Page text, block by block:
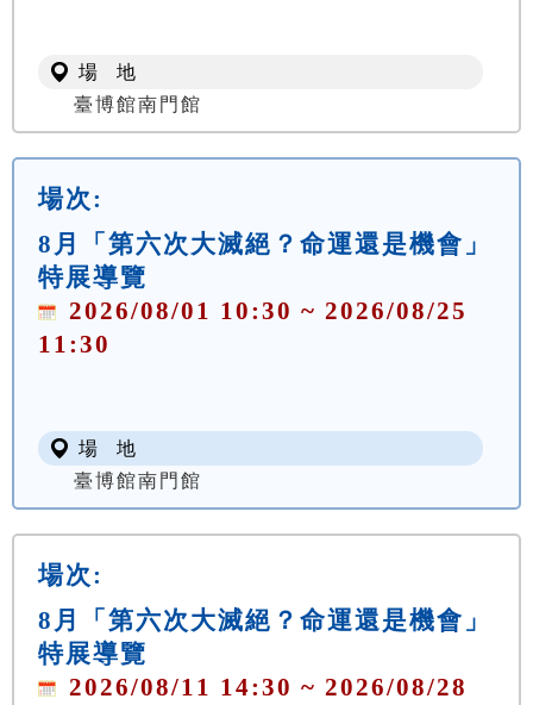
場 地
臺博館南門館
場次:
8月「第六次大滅絕？命運還是機會」
特展導覽
2026/08/01 10:30 ~ 2026/08/25
11:30
場 地
臺博館南門館
場次:
8月「第六次大滅絕？命運還是機會」
特展導覽
2026/08/11 14:30 ~ 2026/08/28